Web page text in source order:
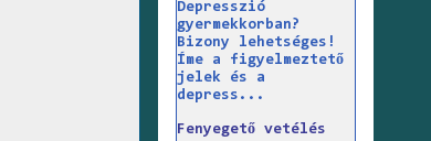
Depresszió
gyermekkorban?
Bizony lehetséges!
Íme a figyelmeztető
jelek és a
depress...
Fenyegető vetélés